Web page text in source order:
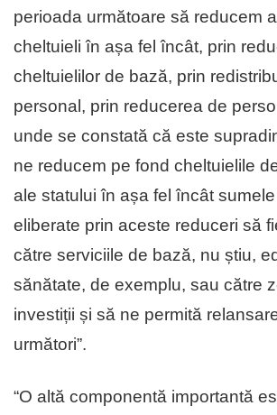
perioada următoare să reducem
cheltuieli în așa fel încât, prin
cheltuielilor de bază, prin
personal, prin reducerea de
unde se constată că este
ne reducem pe fond cheltuielile
ale statului în așa fel încât
eliberate prin aceste reduceri să
către serviciile de bază, nu știu,
sănătate, de exemplu, sau către
investiții și să ne permită
următori”.
“O altă componentă importantă